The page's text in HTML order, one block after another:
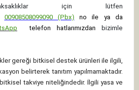
için lütfen
00908508099090 (Pbx) no ile ya da
telefon hatlarımızdan bizimle
gereği bitkisel destek ürünleri ile ilgili,
belirterek tanıtım yapılmamaktadır.
takviye niteliğindedir. İlgili yasa ve